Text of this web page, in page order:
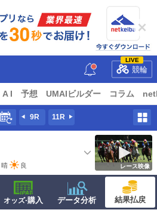
LIVE
競輪
A I 予想 UMAIビルダー コラム
9R 11R
晴 良 レース映像
オッズ·購入 データ分析 結果払戻